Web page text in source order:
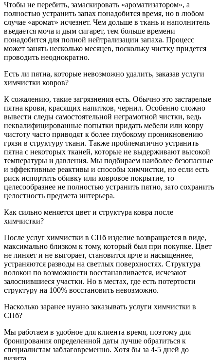
Чтобы не перебить, замаскировать «ароматизатором», а
полностью устранить запах понадобится время, но в любом
случае «аромат» исчезнет. Чем дольше в ткань и наполнитель
въедается моча и дым сигарет, тем больше времени
понадобится для полной нейтрализации запаха. Процесс
может занять несколько месяцев, поскольку чистку придется
проводить неоднократно.
Есть ли пятна, которые невозможно удалить, заказав услуги
химчистки ковров?
К сожалению, такие загрязнения есть. Обычно это застарелые
пятна крови, красящих напитков, чернил. Особенно сложно
вывести следы самостоятельной неграмотной чистки, ведь
неквалифицированные попытки придать мебели или ковру
чистоту часто приводят к более глубокому проникновению
грязи в структуру ткани. Также проблематично устранить
пятна с некоторых тканей, которые не выдерживают высокой
температуры и давления. Мы подбираем наиболее безопасные
и эффективные реактивы и способы химчистки, но если есть
риск испортить обивку или ковровое покрытие, то
целесообразнее не полностью устранить пятно, зато сохранить
целостность предмета интерьера.
Как сильно меняется цвет и структура ковра после
химчистки?
После услуг химчистки в СПб изделие возвращается в виде,
максимально близком к тому, который был при покупке. Цвет
не линяет и не выгорает, становится ярче и насыщеннее,
устраняются разводы на светлых поверхностях. Структура
волокон по возможности восстанавливается, исчезают
залоснившиеся участки. Но в местах, где есть потертости
структуру на 100% восстановить невозможно.
Насколько заранее нужно заказывать услуги химчистки в
СПб?
Мы работаем в удобное для клиента время, поэтому для
бронирования определенной даты лучше обратиться к
специалистам заблаговременно. Хотя бы за 4-5 дней до